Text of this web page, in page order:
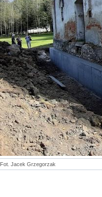
Fot. Jacek Grzegorzak